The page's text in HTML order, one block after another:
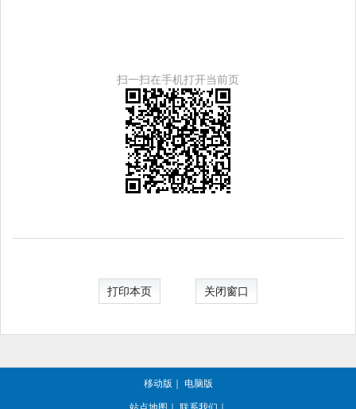
扫一扫在手机打开当前页
打印本页 关闭窗口
移动版 电脑版